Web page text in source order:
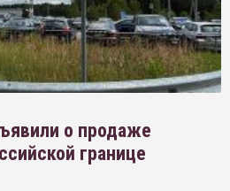
о продаже
границе